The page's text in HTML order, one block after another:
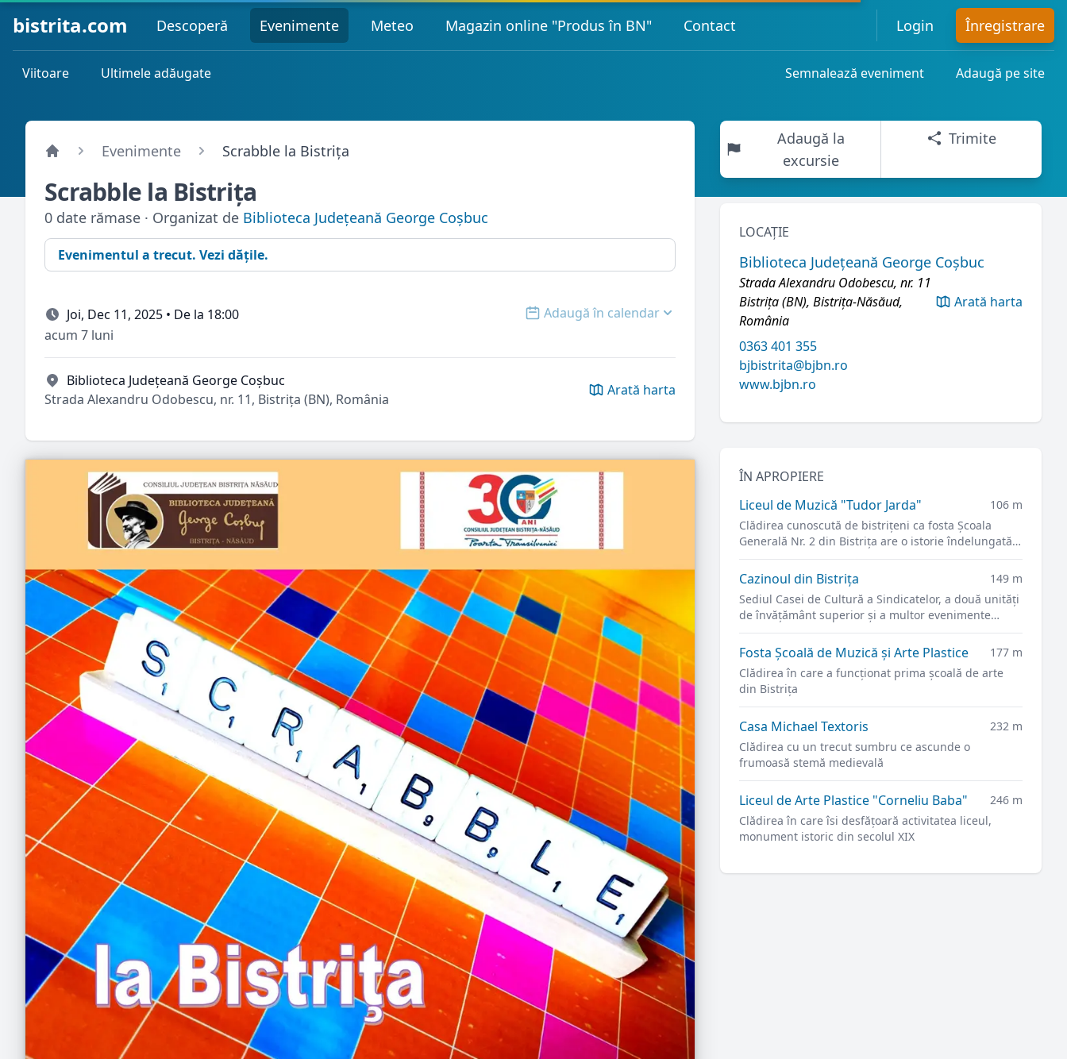
bistrita.com Descoperă Evenimente Meteo Magazin online "Produs în BN" Contact Login Înregistrare
Viitoare Ultimele adăugate Semnalează eveniment Adaugă pe site
Evenimente Scrabble la Bistriţa
Scrabble la Bistriţa
0 date rămase · Organizat de Biblioteca Județeană George Coșbuc
Evenimentul a trecut. Vezi dățile.
Joi, Dec 11, 2025 • De la 18:00 Open options
Adaugă în calendar
acum 7 luni
Biblioteca Județeană George Coșbuc
Strada Alexandru Odobescu, nr. 11, Bistrița (BN), România
Arată harta
Adaugă la
excursie
Trimite
LOCAȚIE
Biblioteca Județeană George Coșbuc
Strada Alexandru Odobescu, nr. 11
Bistrița (BN), Bistrița-Năsăud,
România
Arată harta
0363 401 355
bjbistrita@bjbn.ro
www.bjbn.ro
ÎN APROPIERE
Liceul de Muzică "Tudor Jarda"
106 m
Clădirea cunoscută de bistrițeni ca fosta Şcoala
Generală Nr. 2 din Bistrița are o istorie îndelungată
dar strâns legată de învățământul orașului.
Cazinoul din Bistrița
149 m
Sediul Casei de Cultură a Sindicatelor, a două unități
de învățământ superior și a multor evenimente
culturale.
Fosta Școală de Muzică şi Arte Plastice
177 m
Clădirea în care a funcționat prima școală de arte
din Bistrița
Casa Michael Textoris
232 m
Clădirea cu un trecut sumbru ce ascunde o
frumoasă stemă medievală
Liceul de Arte Plastice "Corneliu Baba"
246 m
Clădirea în care îsi desfățoară activitatea liceul,
monument istoric din secolul XIX